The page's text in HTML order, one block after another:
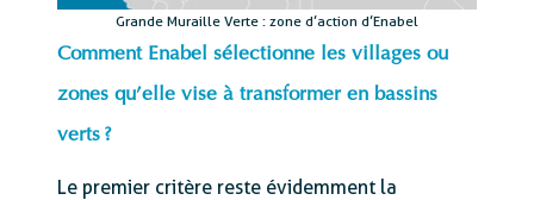
Grande Muraille Verte : zone d’action d’Enabel
Comment Enabel sélectionne les villages ou
zones qu’elle vise à transformer en bassins
verts ?
Le premier critère reste évidemment la